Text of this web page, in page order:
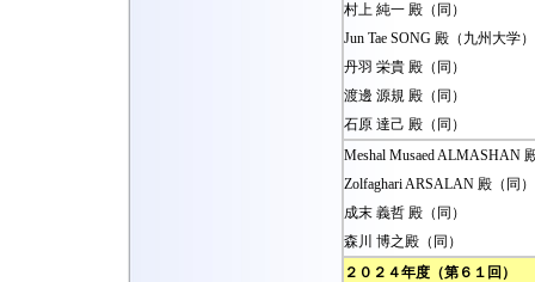
村上 純一 殿（同）
Jun Tae SONG 殿（九州大学）
丹羽 栄貴 殿（同）
渡邊 源規 殿（同）
石原 達己 殿（同）
Meshal Musaed ALMASHAN
Zolfaghari ARSALAN 殿（同）
成末 義哲 殿（同）
森川 博之殿（同）
２０２４年度（第６１回）